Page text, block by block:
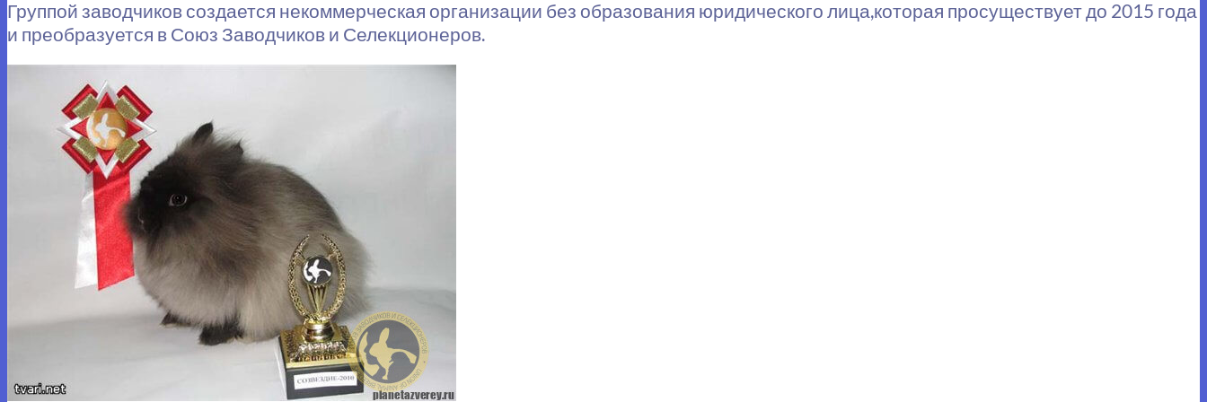
Группой заводчиков создается некоммерческая организации без образования юридического лица,которая просуществует до 2015 года
и преобразуется в Союз Заводчиков и Селекционеров.